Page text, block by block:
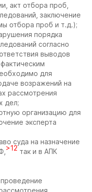
акт отбора проб,
заключение
отбора проб и т.д.);
порядка
согласно
выводов
для
возражений на
рассмотрения
дел;
организацию для
эксперта
суда на назначение
>12 так и в АПК